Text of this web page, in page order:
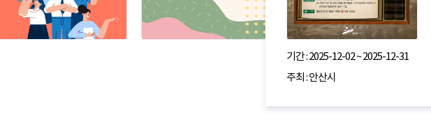
기간 : 2025-12-02 ~ 2025-12-31
주최 : 안산시